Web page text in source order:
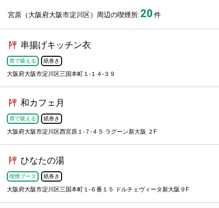
宮原（大阪府大阪市淀川区）周辺の喫煙所: 20件
串揚げキッチン衣
席で吸える 紙巻き
大阪府大阪市淀川区三国本町１-１４-３９
和カフェ月
席で吸える 紙巻き
大阪府大阪市淀川区西宮原１-７-４５ ラグーン新大阪 ２F
ひなたの湯
喫煙ブース 紙巻き
大阪府大阪市淀川区三国本町１-６番１５ ドルチェヴィータ新大阪９F